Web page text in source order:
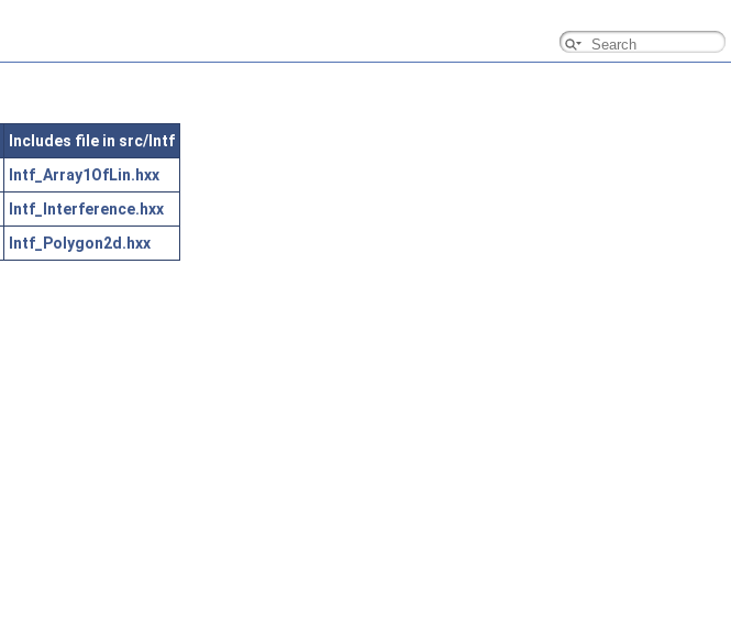
Includes file in src/Intf
Intf_Array1OfLin.hxx
Intf_Interference.hxx
Intf_Polygon2d.hxx